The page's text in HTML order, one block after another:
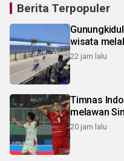
Berita Terpopuler
wisata
22 jam lalu
Timnas
melawan
20 jam lalu